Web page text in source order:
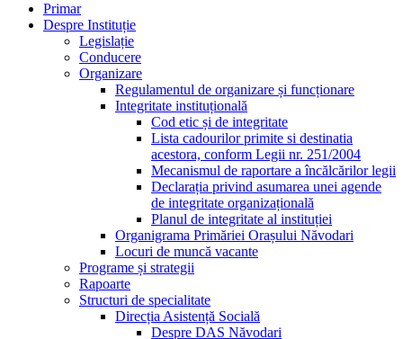
Primar
Despre Instituție
Legislație
Conducere
Organizare
Regulamentul de organizare și funcționare
Integritate instituțională
Cod etic și de integritate
Lista cadourilor primite si destinatia
acestora, conform Legii nr. 251/2004
Mecanismul de raportare a încălcărilor legii
Declarația privind asumarea unei agende
de integritate organizațională
Planul de integritate al instituției
Organigrama Primăriei Orașului Năvodari
Locuri de muncă vacante
Programe și strategii
Rapoarte
Structuri de specialitate
Direcția Asistență Socială
Despre DAS Năvodari